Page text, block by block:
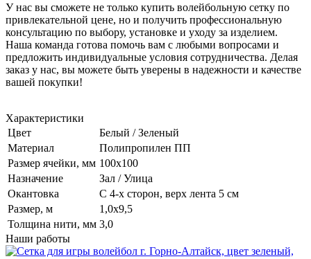
У нас вы сможете не только купить волейбольную сетку по
привлекательной цене, но и получить профессиональную
консультацию по выбору, установке и уходу за изделием.
Наша команда готова помочь вам с любыми вопросами и
предложить индивидуальные условия сотрудничества. Делая
заказ у нас, вы можете быть уверены в надежности и качестве
вашей покупки!
Характеристики
Цвет
Белый / Зеленый
Материал
Полипропилен ПП
Размер ячейки, мм 100х100
Назначение
Зал / Улица
Окантовка
С 4-х сторон, верх лента 5 см
Размер, м
1,0х9,5
Толщина нити, мм 3,0
Наши работы